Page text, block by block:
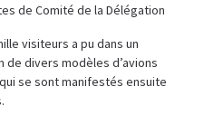
de Comité de la Délégation
visiteurs a pu dans un
divers modèles d’avions
se sont manifestés ensuite